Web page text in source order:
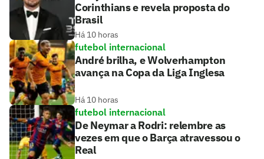
Corinthians e revela proposta do
Brasil
Há 10 horas
futebol internacional
André brilha, e Wolverhampton
avança na Copa da Liga Inglesa
Há 10 horas
futebol internacional
De Neymar a Rodri: relembre as
vezes em que o Barça atravessou o
Real